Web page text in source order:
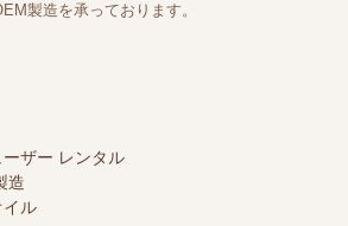
製造を承っております。
ザー レンタル
造
イル